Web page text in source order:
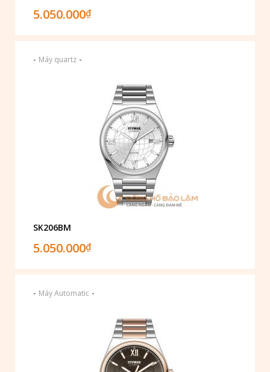
5.050.000₫
- Máy quartz -
SK206BM
5.050.000₫
- Máy Automatic -